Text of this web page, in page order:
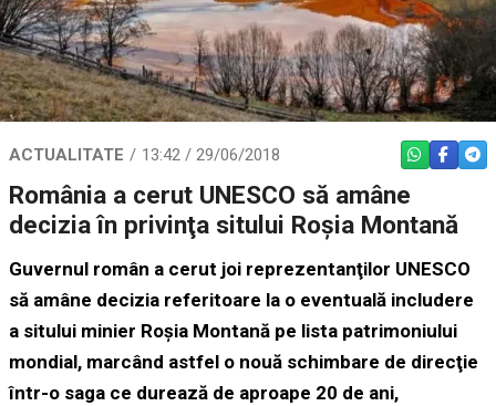
ACTUALITATE 13:42 / 29/06/2018 WHATSAPP
România a cerut UNESCO să amâne
decizia în privinţa sitului Roşia Montană
Guvernul român a cerut joi reprezentanţilor UNESCO
să amâne decizia referitoare la o eventuală includere
a sitului minier Roşia Montană pe lista patrimoniului
mondial, marcând astfel o nouă schimbare de direcţie
într-o saga ce durează de aproape 20 de ani,